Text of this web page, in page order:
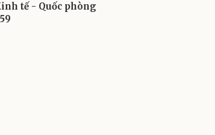
tế - Quốc phòng